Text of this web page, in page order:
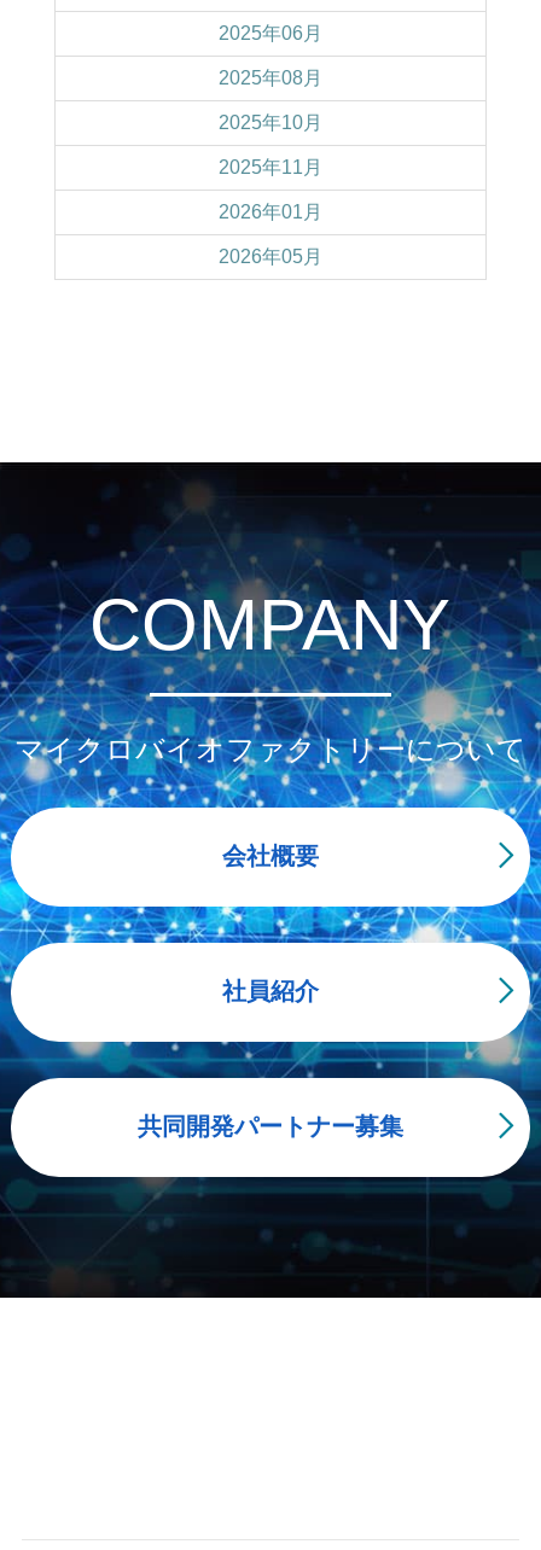
2025年06月
2025年08月
2025年10月
2025年11月
2026年01月
2026年05月
COMPANY
マイクロバイオファクトリーについて
会社概要
社員紹介
共同開発パートナー募集